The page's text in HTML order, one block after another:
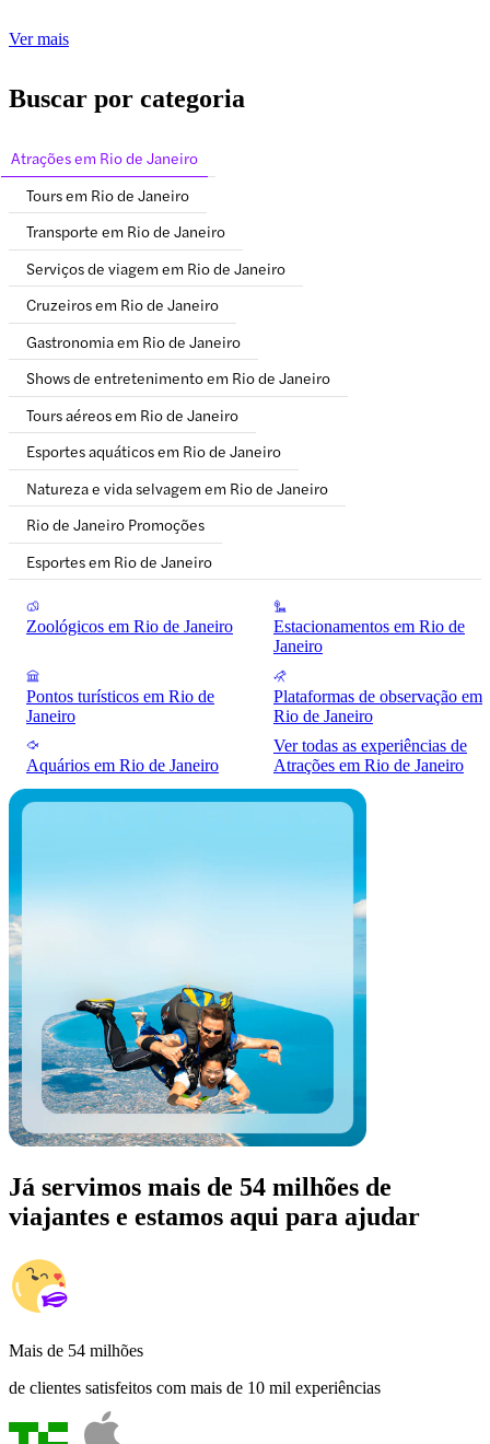
Ver mais
Buscar por categoria
Atrações em Rio de Janeiro
Tours em Rio de Janeiro
Transporte em Rio de Janeiro
Serviços de viagem em Rio de Janeiro
Cruzeiros em Rio de Janeiro
Gastronomia em Rio de Janeiro
Shows de entretenimento em Rio de Janeiro
Tours aéreos em Rio de Janeiro
Esportes aquáticos em Rio de Janeiro
Natureza e vida selvagem em Rio de Janeiro
Rio de Janeiro Promoções
Esportes em Rio de Janeiro
Zoológicos em Rio de Janeiro
Estacionamentos em Rio de
Janeiro
Pontos turísticos em Rio de
Janeiro
Plataformas de observação em
Rio de Janeiro
Aquários em Rio de Janeiro
Ver todas as experiências de
Atrações em Rio de Janeiro
Já servimos mais de 54 milhões de
viajantes e estamos aqui para ajudar
Mais de 54 milhões
de clientes satisfeitos com mais de 10 mil experiências